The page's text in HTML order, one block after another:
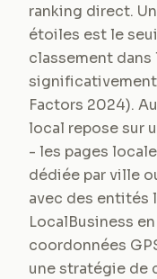
ranking direct.
étoiles est le
classement
significativement
Factors 2024).
local repose sur
- les pages
dédiée par ville
avec des entités
LocalBusiness
coordonnées
une stratégie de